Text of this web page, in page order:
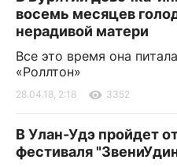
восемь месяцев
нерадивой матери
Все это время она
«Роллтон»
28.04.18, 2:18 3352
В Улан-Удэ пройдет
фестиваля